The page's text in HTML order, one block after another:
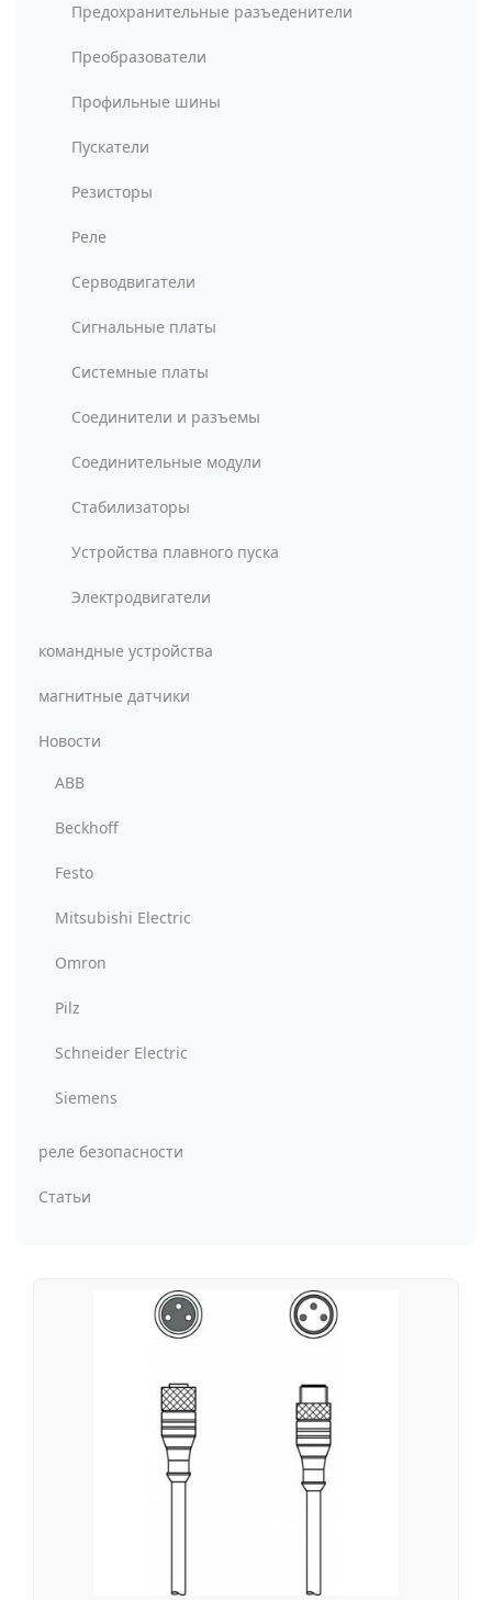
Предохранительные разъеденители
Преобразователи
Профильные шины
Пускатели
Резисторы
Реле
Серводвигатели
Сигнальные платы
Системные платы
Соединители и разъемы
Соединительные модули
Стабилизаторы
Устройства плавного пуска
Электродвигатели
командные устройства
магнитные датчики
Новости
ABB
Beckhoff
Festo
Mitsubishi Electric
Omron
Pilz
Schneider Electric
Siemens
реле безопасности
Статьи